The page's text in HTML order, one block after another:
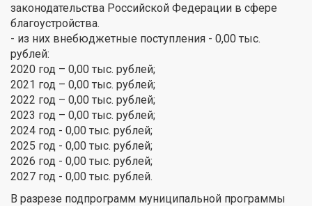
законодательства Российской Федерации в сфере
благоустройства.
- из них внебюджетные поступления - 0,00 тыс.
рублей:
2020 год – 0,00 тыс. рублей;
2021 год – 0,00 тыс. рублей;
2022 год – 0,00 тыс. рублей;
2023 год – 0,00 тыс. рублей;
2024 год - 0,00 тыс. рублей;
2025 год - 0,00 тыс. рублей;
2026 год - 0,00 тыс. рублей;
2027 год - 0,00 тыс. рублей.
В разрезе подпрограмм муниципальной программы